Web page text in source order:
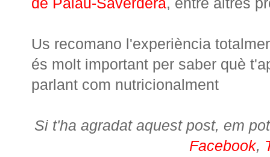
Us recomano l'experiència
és molt important per saber què
parlant com nutricionalment
Si t'ha agradat aquest post, em
Facebook,